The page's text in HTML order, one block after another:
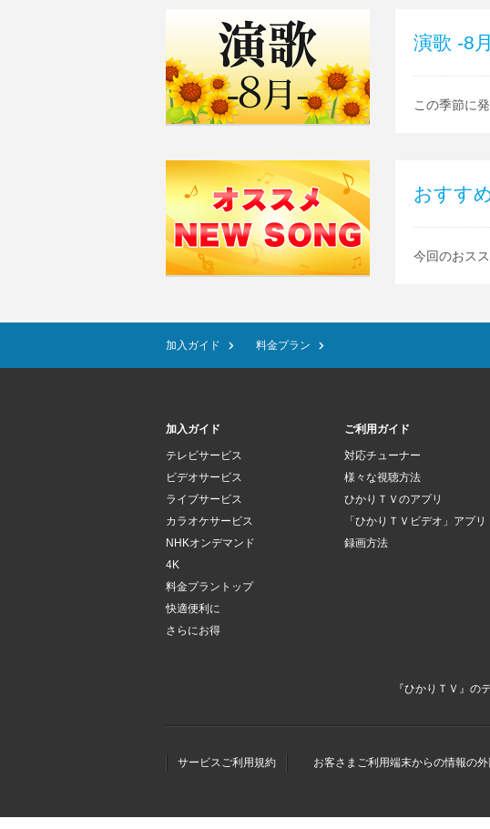
演歌 -8
この季節に
おすす
今回のおス
加入ガイド 料金プラン
加入ガイド
テレビサービス
ビデオサービス
ライブサービス
カラオケサービス
NHKオンデマンド
4K
料金プラントップ
快適便利に
さらにお得
ご利用ガイド
対応チューナー
様々な視聴方法
ひかりＴＶのアプリ
「ひかりＴＶビデオ」アプリ
録画方法
『ひかりＴＶ』の
サービスご利用規約 お客さまご利用端末からの情報の